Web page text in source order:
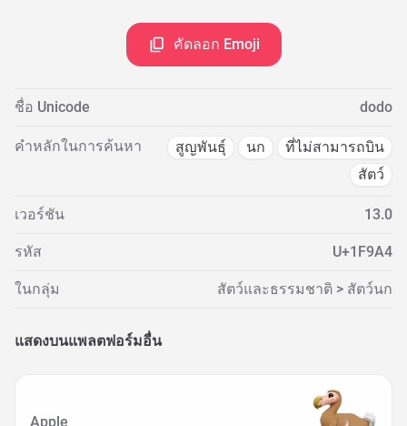
คัดลอก Emoji
ชื่อ Unicode dodo
คำหลักในการค้นหา สูญพันธุ์ นก
ที่ไม่สามารถบิน
สัตว์
เวอร์ชัน 13.0
รหัส U+1F9A4
ในกลุ่ม สัตว์และธรรมชาติ > สัตว์นก
แสดงบนแพลตฟอร์มอื่น
Apple